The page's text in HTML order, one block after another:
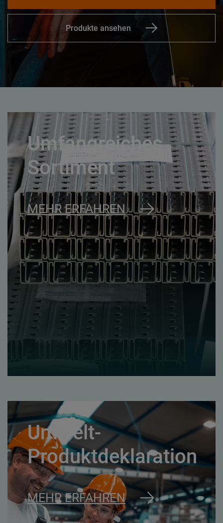
Produkte ansehen
Umfangreiches
Sortiment
MEHR ERFAHREN
Umwelt-
Produktdeklaration
MEHR ERFAHREN